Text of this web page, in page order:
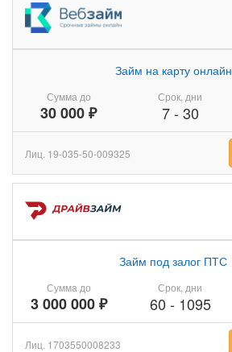
Сумма до
30 000 ₽
Займ на карту онлайн
Срок, дни
7- 30
Лиц. 19-035-50-009325
Сумма до
3 000 000 ₽
Займ под залог ПТС
Срок, дни
60 - 1095
Лиц. 1703550008233